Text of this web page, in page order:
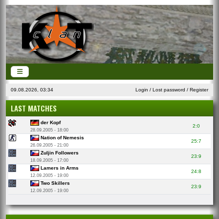
09.08.2026, 03:34 Login / Lost password / Register
LAST MATCHES
der Kopf
28.09.2005 - 18:00
2:0
Nation of Nemesis
26.09.2005 - 21:00
25:7
Zuljin Followers
18.09.2005 - 17:00
23:9
Lamers in Arms
12.09.2005 - 19:00
24:8
Two Skillers
12.09.2005 - 19:00
23:9